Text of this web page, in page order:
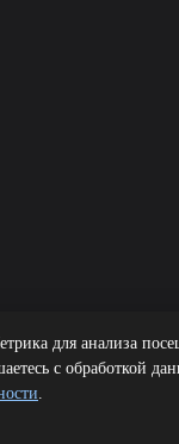
для анализа
с обработкой
.
Public offer|